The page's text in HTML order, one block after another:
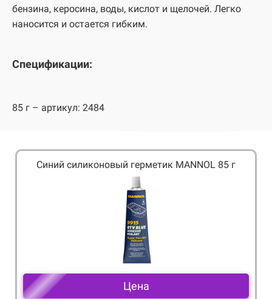
бензина, керосина, воды, кислот и щелочей. Легко
наносится и остается гибким.
Спецификации:
85 г – артикул: 2484
Синий силиконовый герметик MANNOL 85 г
Цена